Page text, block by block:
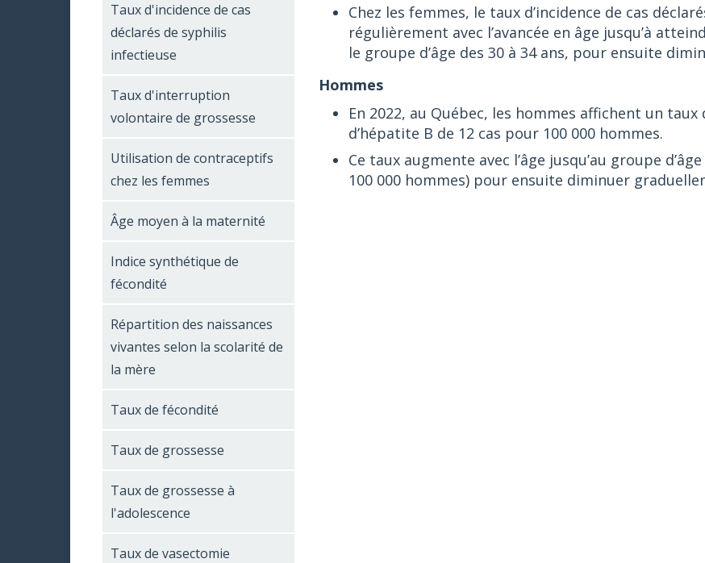
Taux d'incidence de cas
déclarés de syphilis
infectieuse
Taux d'interruption
volontaire de grossesse
Utilisation de contraceptifs
chez les femmes
Âge moyen à la maternité
Indice synthétique de
fécondité
Répartition des naissances
vivantes selon la scolarité de
la mère
Taux de fécondité
Taux de grossesse
Taux de grossesse à
l'adolescence
Taux de vasectomie
Chez les femmes, le taux d’incidence de cas
régulièrement avec l’avancée en âge jusqu’à
le groupe d’âge des 30 à 34 ans, pour ensuite
Hommes
En 2022, au Québec, les hommes affichent un taux
d’hépatite B de 12 cas pour 100 000 hommes.
Ce taux augmente avec l’âge jusqu’au groupe
100 000 hommes) pour ensuite diminuer